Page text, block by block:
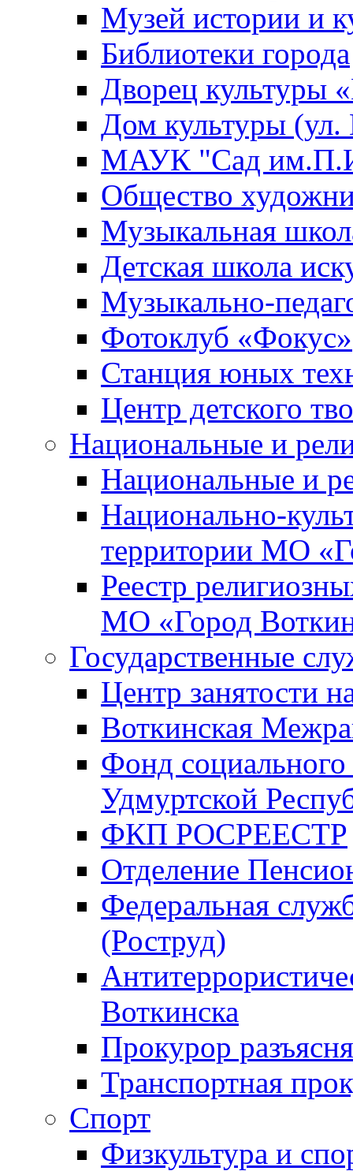
Музей истории и
Библиотеки города
Дворец культуры
Дом культуры (ул.
МАУК "Сад
Общество
Музыкальная
Детская школа
Музыкально-
Фотоклуб «Фокус»
Станция юных
Центр детского
Национальные и
Национальные и
Национально-
территории МО
Реестр
МО «Город
Государственные
Центр занятости
Воткинская
Фонд
Удмуртской
ФКП РОСРЕЕСТР
Отделение
Федеральная
(Роструд)
Воткинска
Прокурор
Транспортная
Спорт
Физкультура и